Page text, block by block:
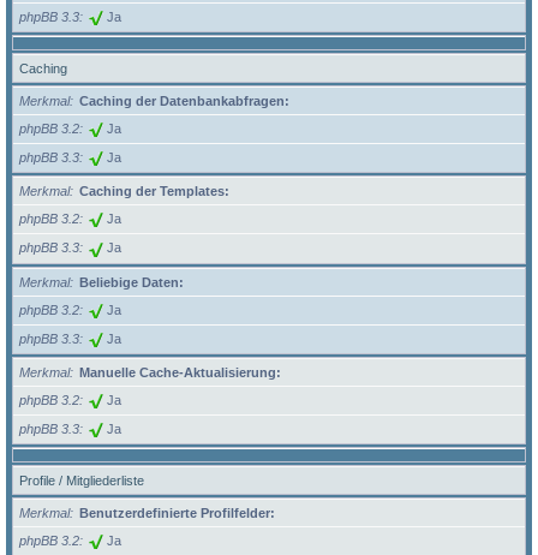
phpBB 3.3 Ja
Caching
Merkmal
Caching der Datenbankabfragen:
phpBB 3.2
Ja
phpBB 3.3 Ja
Merkmal
Caching der Templates:
phpBB 3.2
Ja
phpBB 3.3 Ja
Merkmal
Beliebige Daten:
phpBB 3.2
Ja
phpBB 3.3 Ja
Merkmal
Manuelle Cache-Aktualisierung:
phpBB 3.2
Ja
phpBB 3.3 Ja
Profile / Mitgliederliste
Merkmal
Benutzerdefinierte Profilfelder:
phpBB 3.2
Ja